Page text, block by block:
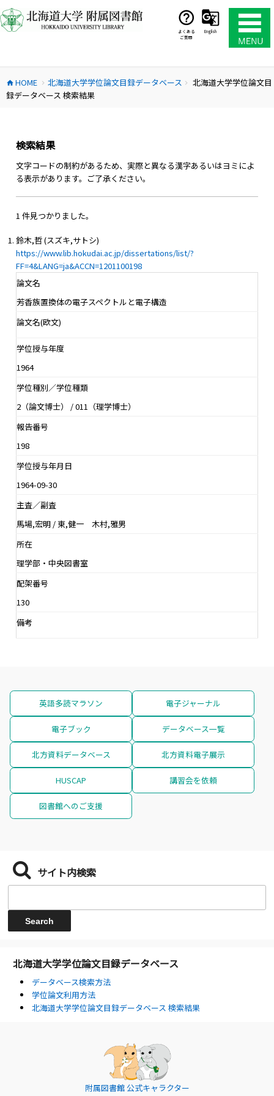
ン
テ
ス
キ
よくある
ご質問
English
home HOME chevron_right 北海道大学学位論文目録データベース chevron_right
北海道大学学位論文目
録データベース 検索結果
検索結果
文字コードの制約があるため、実際と異なる漢字あるいはヨミによ
る表示があります。ご了承ください。
1 件見つかりました。
鈴木,哲 (スズキ,サトシ)
https://www.lib.hokudai.ac.jp/dissertations/list/?
FF=4&LANG=ja&ACCN=1201100198
論文名
芳香族置換体の電子スペクトルと電子構造
論文名(欧文)
学位授与年度
1964
学位種別／学位種類
2（論文博士） / 011（理学博士）
報告番号
198
学位授与年月日
1964-09-30
主査／副査
馬場,宏明 / 東,健一 木村,雅男
所在
理学部・中央図書室
配架番号
130
備考
英語多読マラソン 電子ジャーナル
電子ブック データベース一覧
北方資料データベース 北方資料電子展示
HUSCAP 講習会を依頼
図書館へのご支援
サイト内検索
北海道大学学位論文目録データベース
データベース検索方法
学位論文利用方法
北海道大学学位論文目録データベース 検索結果
附属図書館 公式キャラクター